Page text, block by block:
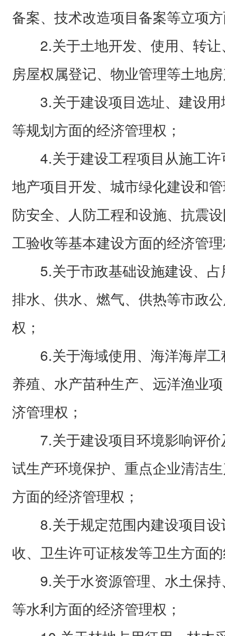
备案、技术改造项目备案等立项
2.关于土地开发、使用、转让
房屋权属登记、物业管理等土地
3.关于建设项目选址、建设用
等规划方面的经济管理权；
4.关于建设工程项目从施工许
地产项目开发、城市绿化建设和
防安全、人防工程和设施、抗震
工验收等基本建设方面的经济管
5.关于市政基础设施建设、占
排水、供水、燃气、供热等市政
权；
6.关于海域使用、海洋海岸工
养殖、水产苗种生产、远洋渔业
济管理权；
7.关于建设项目环境影响评价
试生产环境保护、重点企业清洁
方面的经济管理权；
8.关于规定范围内建设项目设
收、卫生许可证核发等卫生方面
9.关于水资源管理、水土保持
等水利方面的经济管理权；